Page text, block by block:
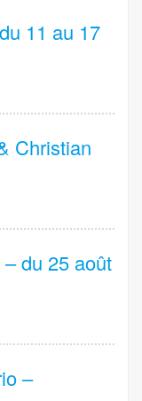
11 au 17
Christian
du 25 août
–